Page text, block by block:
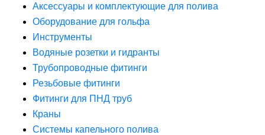
Аксессуары и комплектующие для полива
Оборудование для гольфа
Инструменты
Водяные розетки и гидранты
Трубопроводные фитинги
Резьбовые фитинги
Фитинги для ПНД труб
Краны
Системы капельного полива